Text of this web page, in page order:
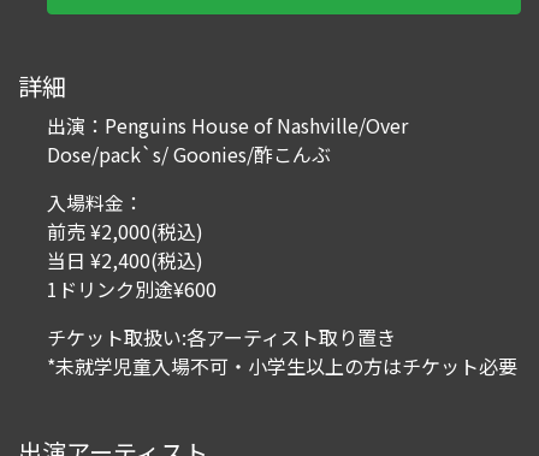
詳細
出演：Penguins House of Nashville/Over
Dose/pack`s/ Goonies/酢こんぶ
入場料金：
前売 ¥2,000(税込)
当日 ¥2,400(税込)
1ドリンク別途¥600
チケット取扱い:各アーティスト取り置き
*未就学児童入場不可・小学生以上の方はチケット必要